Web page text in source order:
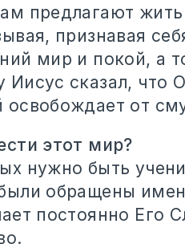
предлагают
признавая
мир и покой, а
Иисус сказал, что
освобождает от
этот мир?
нужно быть
обращены
постоянно Его